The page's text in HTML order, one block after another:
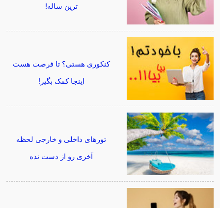
ترین ساله!
کنکوری هستی؟ تا فرصت هست
اینجا کمک بگیر!
تورهای داخلی و خارجی لحظه
آخری رو از دست نده